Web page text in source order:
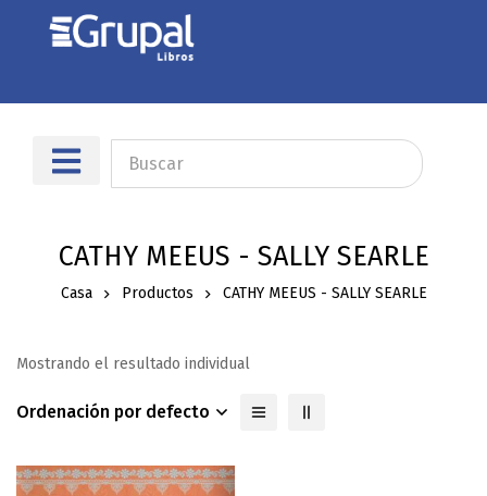
CATHY MEEUS - SALLY SEARLE
Casa Productos CATHY MEEUS - SALLY SEARLE
Mostrando el resultado individual
Ordenación por defecto